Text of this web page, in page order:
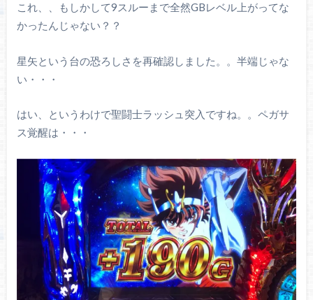
これ、、もしかして9スルーまで全然GBレベル上がってな
かったんじゃない？？
星矢という台の恐ろしさを再確認しました。。半端じゃな
い・・・
はい、というわけで聖闘士ラッシュ突入ですね。。ペガサ
ス覚醒は・・・